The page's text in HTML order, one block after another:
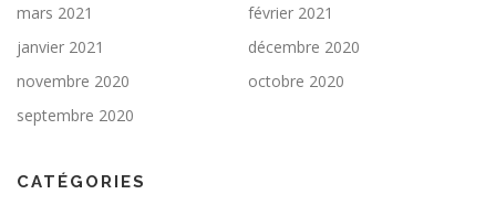
mars 2021
février 2021
janvier 2021
décembre 2020
novembre 2020
octobre 2020
septembre 2020
CATÉGORIES